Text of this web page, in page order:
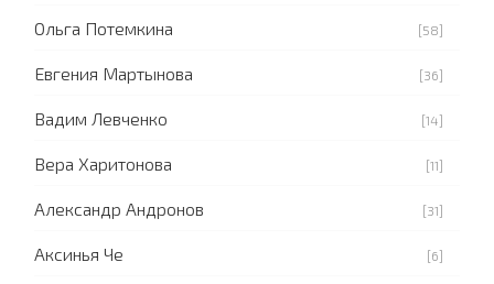
Ольга Потемкина [58]
Евгения Мартынова [36]
Вадим Левченко [14]
Вера Харитонова [11]
Александр Андронов [31]
Аксинья Че [6]